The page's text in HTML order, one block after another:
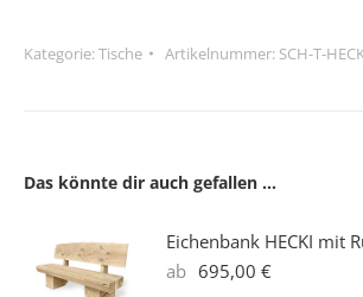
Kategorie:Tische Artikelnummer: SCH-T-
Das könnte dir auch gefallen …
Eichenbank HECKI mit
ab 695,00 €